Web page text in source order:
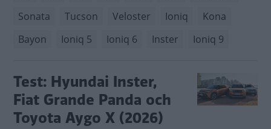
Sonata
Tucson Veloster Ioniq
Kona
Bayon
Ioniq 5 Ioniq 6 Inster Ioniq 9
Test: Hyundai Inster,
Fiat Grande Panda och
Toyota Aygo X (2026)